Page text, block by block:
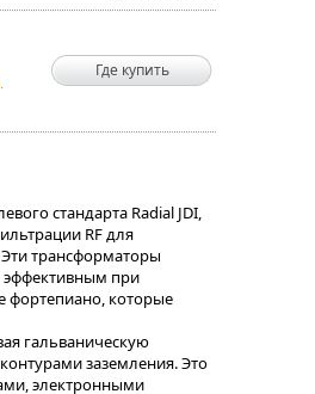
Где купить
стандарта Radial JDI,
RF для
трансформаторы
эффективным при
фортепиано, которые
гальваническую
заземления. Это
электронными